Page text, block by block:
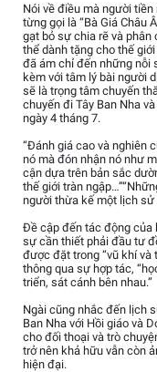
Nói về điều mà người
từng gọi là “Bà Giá Châu
gạt bỏ sự chia rẽ và phân
thể dành tặng cho thế
đã ám chỉ đến những nỗi
kèm với tâm lý bài người
sẽ là trọng tâm chuyến
chuyến đi Tây Ban Nha
ngày 4 tháng 7.
“Đánh giá cao và nghiên
nó mà đón nhận nó như
cận dựa trên bản sắc
thế giới tràn
người thừa kế một lịch sử
Đề cập đến tác động của
sự cần thiết phải đầu tư
được đặt trong “vũ khí và
thông qua sự hợp tác,
triển, sát cánh bên nhau.”
Ngài cũng nhắc đến lịch
Ban Nha với Hồi giáo và
cho đối thoại và trò
trở nên khả hữu vẫn còn
hiện đại.